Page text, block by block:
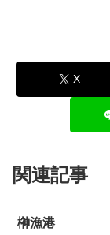
X
関連記事
榊漁港